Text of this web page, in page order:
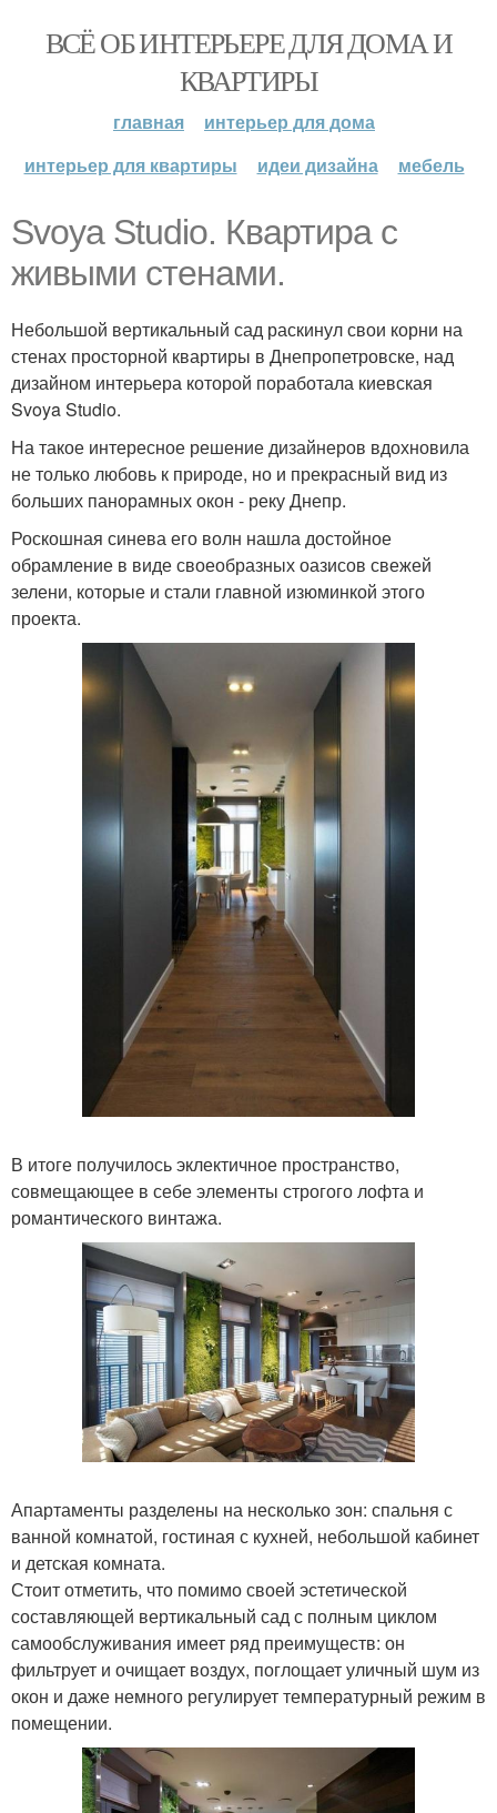
ВСЁ ОБ ИНТЕРЬЕРЕ ДЛЯ ДОМА И
КВАРТИРЫ
главная
интерьер для дома
интерьер для квартиры
идеи дизайна мебель
Svoya Studio. Квартира с
живыми стенами.
Небольшой вертикальный сад раскинул свои корни на
стенах просторной квартиры в Днепропетровске, над
дизайном интерьера которой поработала киевская
Svoya Studio.
На такое интересное решение дизайнеров вдохновила
не только любовь к природе, но и прекрасный вид из
больших панорамных окон - реку Днепр.
Роскошная синева его волн нашла достойное
обрамление в виде своеобразных оазисов свежей
зелени, которые и стали главной изюминкой этого
проекта.
В итоге получилось эклектичное пространство,
совмещающее в себе элементы строгого лофта и
романтического винтажа.
Апартаменты разделены на несколько зон: спальня с
ванной комнатой, гостиная с кухней, небольшой кабинет
и детская комната.
Стоит отметить, что помимо своей эстетической
составляющей вертикальный сад с полным циклом
самообслуживания имеет ряд преимуществ: он
фильтрует и очищает воздух, поглощает уличный шум из
окон и даже немного регулирует температурный режим в
помещении.